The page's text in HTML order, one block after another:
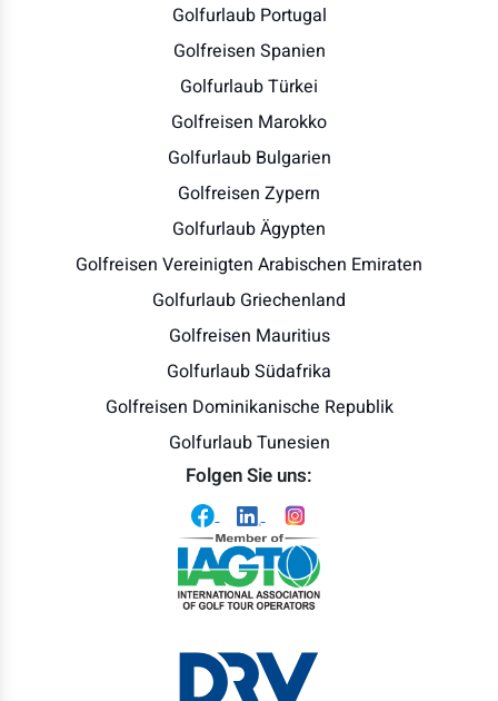
Golfurlaub Portugal
Golfreisen Spanien
Golfurlaub Türkei
Golfreisen Marokko
Golfurlaub Bulgarien
Golfreisen Zypern
Golfurlaub Ägypten
Golfreisen Vereinigten Arabischen Emiraten
Golfurlaub Griechenland
Golfreisen Mauritius
Golfurlaub Südafrika
Golfreisen Dominikanische Republik
Golfurlaub Tunesien
Folgen Sie uns: